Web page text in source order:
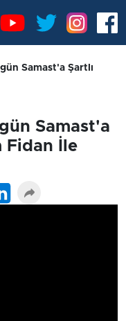
Samast'a Şartlı
Samast'a
Fidan İle